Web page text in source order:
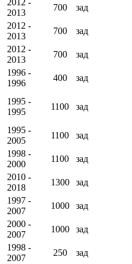
2013
700 зад
2012 -
2013
700 зад
2012 -
2013
700 зад
1996 -
1996
400 зад
1995 -
1995
1100 зад
1995 -
2005
1100 зад
1998 -
2000
1100 зад
2010 -
2018
1300 зад
1997 -
2007
1000 зад
2000 -
2007
1000 зад
1998 -
2007
250 зад